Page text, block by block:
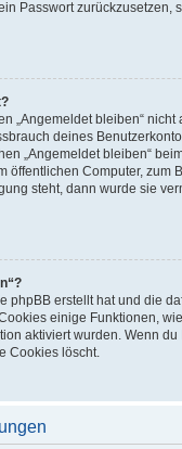
Passwort zurückzusetzen,
„Angemeldet bleiben“
deines
„Angemeldet bleiben“
öffentlichen Computer, zum
steht, dann wurde sie
phpBB erstellt hat und die
einige Funktionen,
aktiviert wurden. Wenn
Cookies löscht.